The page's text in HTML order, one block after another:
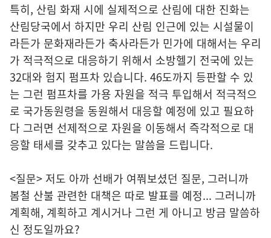
특히, 산림 화재 시에 실제적으로 산림에 대한 진화는
산림당국에서 하지만 우리 산림 인근에 있는 시설물이
라든가 문화재라든가 축사라든가 민가에 대해서는 우리
가 적극적으로 대응하기 위해서 소방헬기 전국에 있는
32대와 험지 펌프차 있습니다. 46도까지 등판할 수 있
는 그런 펌프차를 가용 자원을 적극 투입해서 적극적으
로 국가동원령을 동원해서 대응할 예정에 있고 필요하
다 그러면 선제적으로 자원을 이동해서 즉각적으로 대
응할 태세를 갖추고 있다는 말씀을 드립니다.
<질문> 저도 아까 선배가 여쭤보셨던 질문, 그러니까
봄철 산불 관련한 대책은 따로 발표를 예정... 그러니까
계획해, 계획하고 계시거나 그런 게 아니고 방금 말씀하
신 정도일까요?